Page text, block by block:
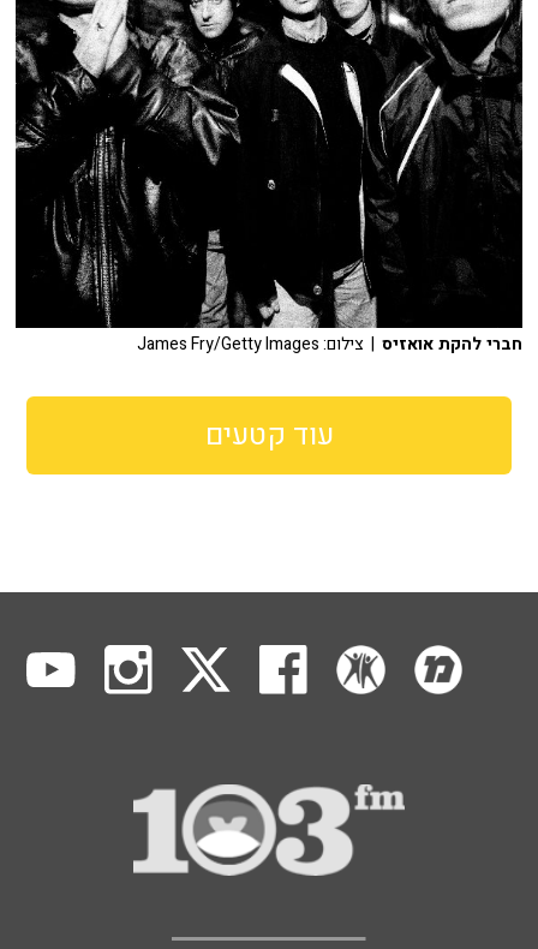
חברי להקת אואזיס | צילום: James Fry/Getty Images
עוד קטעים